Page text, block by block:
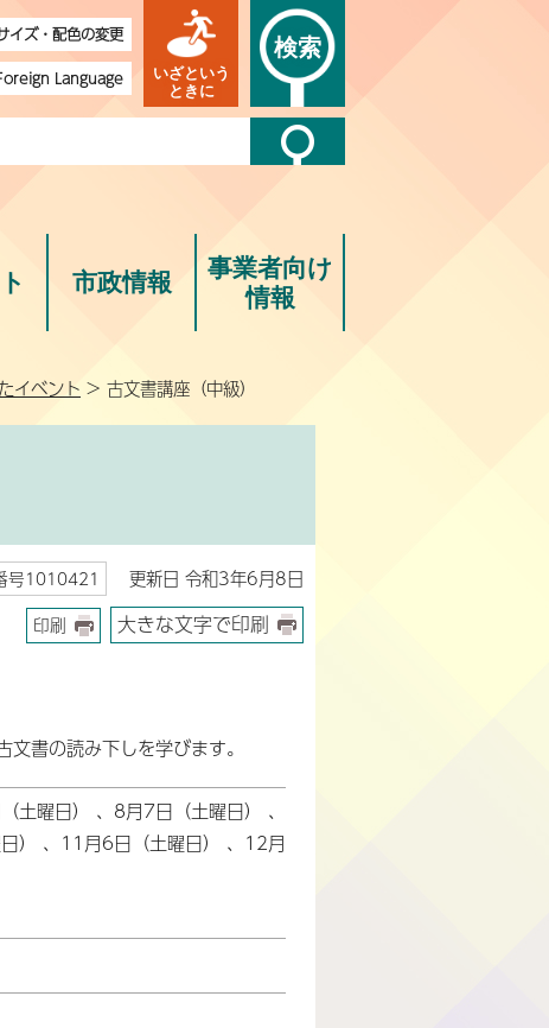
イズ・配色の変更
Language
いざという
ときに
検索
市政情報
事業者向け
情報
イベント > 古文書講座（中級）
号1010421 更新日 令和3年6月8日
印刷 大きな文字で印刷
書の読み下しを学びます。
曜日） 、8月7日（土曜日） 、
） 、11月6日（土曜日） 、12月